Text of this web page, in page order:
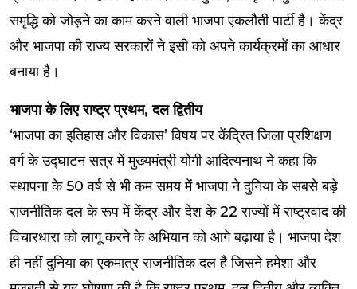
समृद्धि को जोड़ने का काम करने वाली भाजपा एकलौती पार्टी है। केंद्र
और भाजपा की राज्य सरकारों ने इसी को अपने कार्यक्रमों का आधार
बनाया है।
भाजपा के लिए राष्ट्र प्रथम, दल द्वितीय
‘भाजपा का इतिहास और विकास’ विषय पर केंद्रित जिला प्रशिक्षण
वर्ग के उद्घाटन सत्र में मुख्यमंत्री योगी आदित्यनाथ ने कहा कि
स्थापना के 50 वर्ष से भी कम समय में भाजपा ने दुनिया के सबसे बड़े
राजनीतिक दल के रूप में केंद्र और देश के 22 राज्यों में राष्ट्रवाद की
विचारधारा को लागू करने के अभियान को आगे बढ़ाया है। भाजपा देश
ही नहीं दुनिया का एकमात्र राजनीतिक दल है जिसने हमेशा और